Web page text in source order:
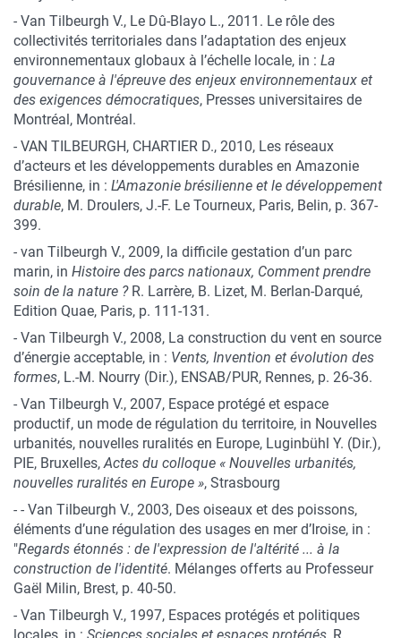
- Van Tilbeurgh V., Le Dû-Blayo L., 2011. Le rôle des
collectivités territoriales dans l’adaptation des enjeux
environnementaux globaux à l’échelle locale, in : La
gouvernance à l'épreuve des enjeux environnementaux et
des exigences démocratiques, Presses universitaires de
Montréal, Montréal.
- VAN TILBEURGH, CHARTIER D., 2010, Les réseaux
d’acteurs et les développements durables en Amazonie
Brésilienne, in : L'Amazonie brésilienne et le développement
durable, M. Droulers, J.-F. Le Tourneux, Paris, Belin, p. 367-
399.
- van Tilbeurgh V., 2009, la difficile gestation d’un parc
marin, in Histoire des parcs nationaux, Comment prendre
soin de la nature ?R. Larrère, B. Lizet, M. Berlan-Darqué,
Edition Quae, Paris, p. 111-131.
- Van Tilbeurgh V., 2008, La construction du vent en source
d’énergie acceptable, in : Vents, Invention et évolution des
formes, L.-M. Nourry (Dir.), ENSAB/PUR, Rennes, p. 26-36.
- Van Tilbeurgh V., 2007, Espace protégé et espace
productif, un mode de régulation du territoire, in Nouvelles
urbanités, nouvelles ruralités en Europe, Luginbühl Y. (Dir.),
PIE, Bruxelles,Actes du colloque « Nouvelles urbanités,
nouvelles ruralités en Europe », Strasbourg
- - Van Tilbeurgh V., 2003, Des oiseaux et des poissons,
éléments d’une régulation des usages en mer d’Iroise, in :
"Regards étonnés : de l'expression de l'altérité ... à la
construction de l'identité. Mélanges offerts au Professeur
Gaël Milin, Brest, p. 40-50.
- Van Tilbeurgh V., 1997, Espaces protégés et politiques